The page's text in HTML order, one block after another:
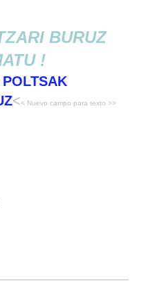
BURUZ
!
<< Nuevo campo para texto >>